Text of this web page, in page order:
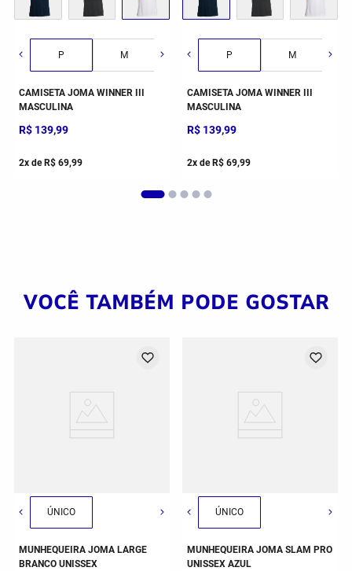
G 2GG/3G
P M G
CAMISETA JOMA WINNER III
MASCULINA
R$ 139,99
2x deR$ 69,99
P M
CAMISETA JOMA WINNER III
MASCULINA
R$ 139,99
2x deR$ 69,99
VOCÊ TAMBÉM PODE GOSTAR
ÚNICO
MUNHEQUEIRA JOMA LARGE
BRANCO UNISSEX
ÚNICO
MUNHEQUEIRA JOMA SLAM PRO
UNISSEX AZUL